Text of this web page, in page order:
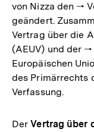
von Nizza den 🠒
geändert.
Vertrag über die
(AEUV) und der
Europäischen
des Primärrechts
Verfassung.
DerVertrag über